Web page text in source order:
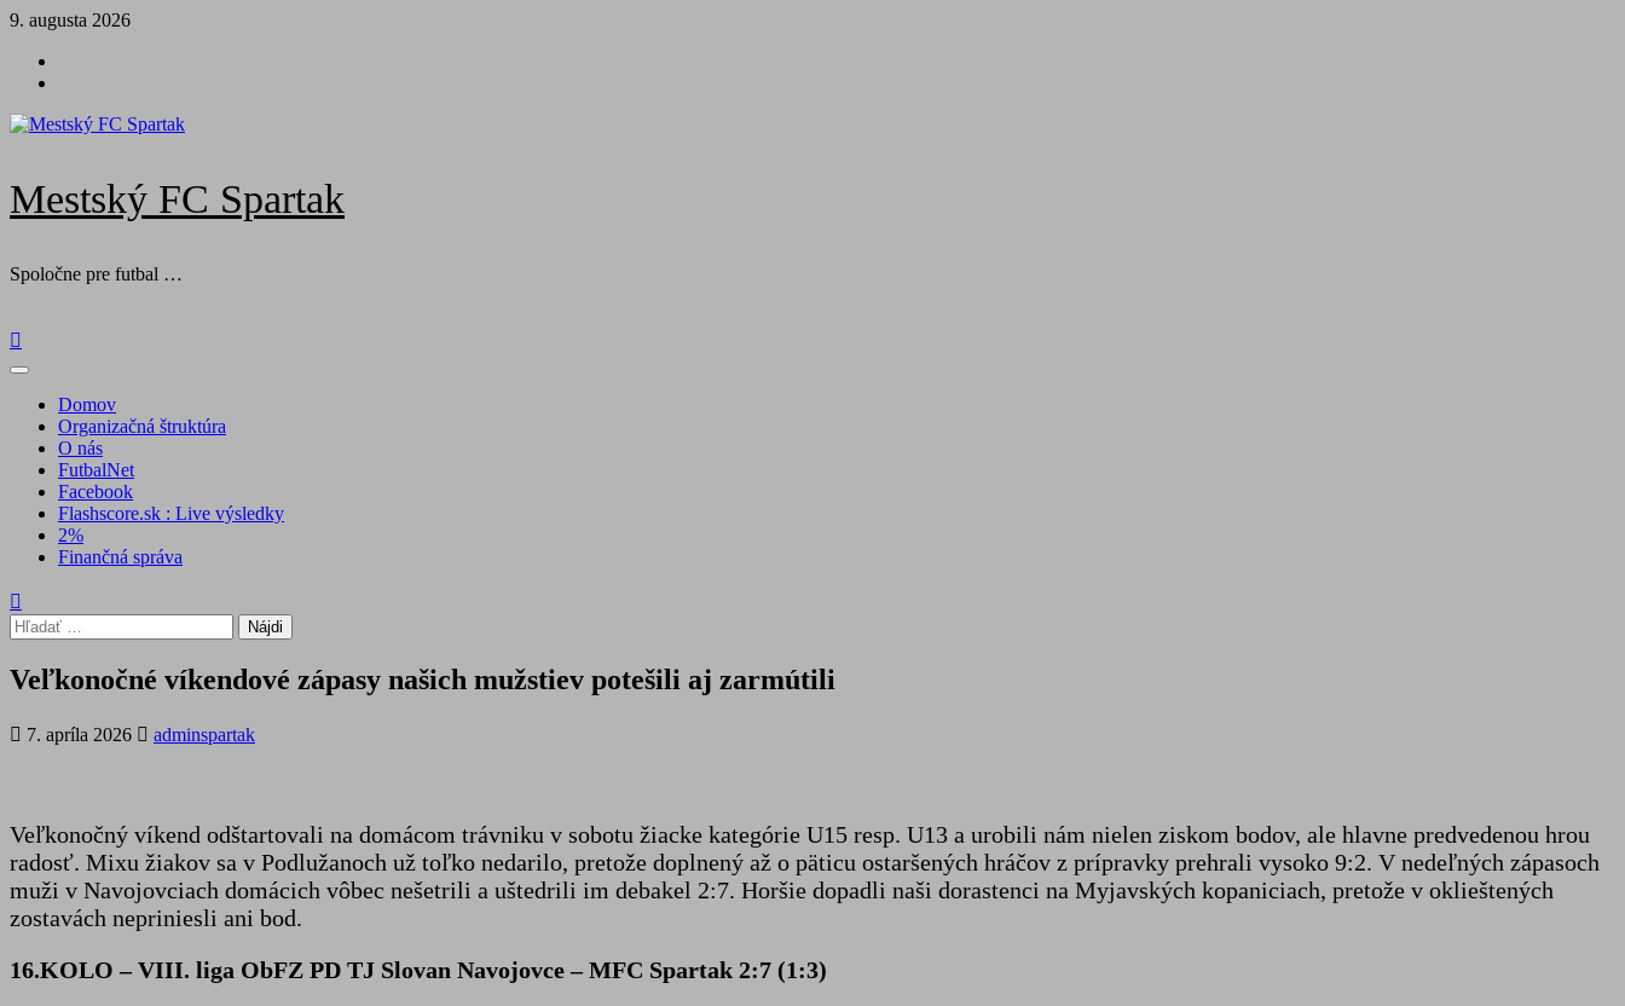
Skip
content
9. augusta 2026
Mestský FC Spartak
Spoločne pre futbal …
Primary
Domov
Organizačná štruktúra
O nás
FutbalNet
Facebook
Flashscore.sk : Live výsledky
2%
Finančná správa
Hľadať:
Veľkonočné víkendové zápasy našich mužstiev potešili aj zarmútili
7. apríla 2026 adminspartak
Veľkonočný víkend odštartovali na domácom trávniku v sobotu žiacke kategórie U15 resp. U13 a urobili nám nielen ziskom bodov, ale hlavne predvedenou hrou
radosť. Mixu žiakov sa v Podlužanoch už toľko nedarilo, pretože doplnený až o päticu ostaršených hráčov z prípravky prehrali vysoko 9:2. V nedeľných zápasoch
muži v Navojovciach domácich vôbec nešetrili a uštedrili im debakel 2:7. Horšie dopadli naši dorastenci na Myjavských kopaniciach, pretože v oklieštených
zostavách nepriniesli ani bod.
16.KOLO – VIII. liga ObFZ PD TJ Slovan Navojovce – MFC Spartak 2:7 (1:3)